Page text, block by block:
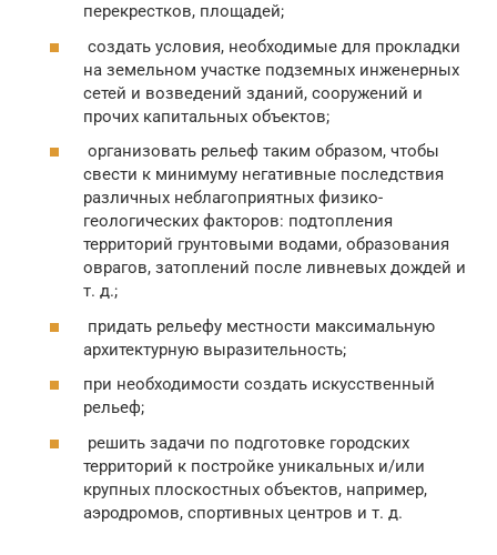
перекрестков, площадей;
создать условия, необходимые для прокладки
на земельном участке подземных инженерных
сетей и возведений зданий, сооружений и
прочих капитальных объектов;
организовать рельеф таким образом, чтобы
свести к минимуму негативные последствия
различных неблагоприятных физико-
геологических факторов: подтопления
территорий грунтовыми водами, образования
оврагов, затоплений после ливневых дождей и
т. д.;
придать рельефу местности максимальную
архитектурную выразительность;
при необходимости создать искусственный
рельеф;
решить задачи по подготовке городских
территорий к постройке уникальных и/или
крупных плоскостных объектов, например,
аэродромов, спортивных центров и т. д.